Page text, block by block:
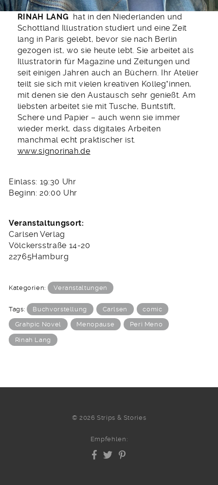
RINAH LANG
hat in den Niederlanden und
Schottland Illustration studiert und eine Zeit
lang in Paris gelebt, bevor sie nach Berlin
gezogen ist, wo sie heute lebt. Sie arbeitet als
Illustratorin für Magazine und Zeitungen und
seit einigen Jahren auch an Büchern. Ihr Atelier
teilt sie sich mit vielen kreativen Kolleg*innen,
mit denen sie den Austausch sehr genießt. Am
liebsten arbeitet sie mit Tusche, Buntstift,
Schere und Papier – auch wenn sie immer
wieder merkt, dass digitales Arbeiten
manchmal echt praktischer ist.
www.signorinah.de
Einlass: 19:30 Uhr
Beginn: 20:00 Uhr
Veranstaltungsort:
Carlsen Verlag
Völckersstraße 14-20
22765Hamburg
Kategorien: Veranstaltungen
Tags: Buchvorstellung Carlsen comic
Grahpic Novel Menopause Peri Meno
Rinah Lang
© 2026 Strips & Stories
Empfehlen: